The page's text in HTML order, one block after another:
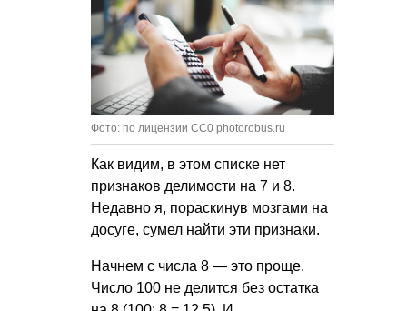
Фото: по лицензии CC0 photorobus.ru
Как видим, в этом списке нет
признаков делимости на 7 и 8.
Недавно я, пораскинув мозгами на
досуге, сумел найти эти признаки.
Начнем с числа 8 — это проще.
Число 100 не делится без остатка